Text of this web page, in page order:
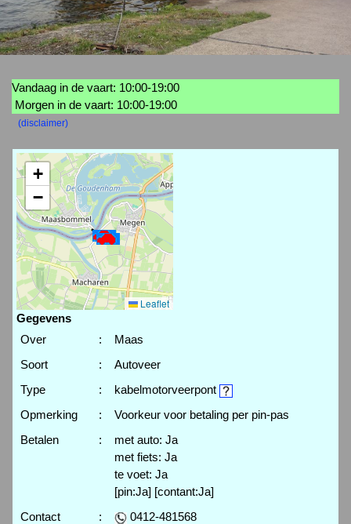
Vandaag in de vaart: 10:00-19:00
Morgen in de vaart: 10:00-19:00
(disclaimer)
+
−
Leaflet
Gegevens
Over
:
Maas
Soort
:
Autoveer
Type
:
kabelmotorveerpont
Opmerking
:
Voorkeur voor betaling per pin-pas
Betalen
:
met auto: Ja
met fiets: Ja
te voet: Ja
[pin:Ja] [contant:Ja]
Contact
: 0412-481568